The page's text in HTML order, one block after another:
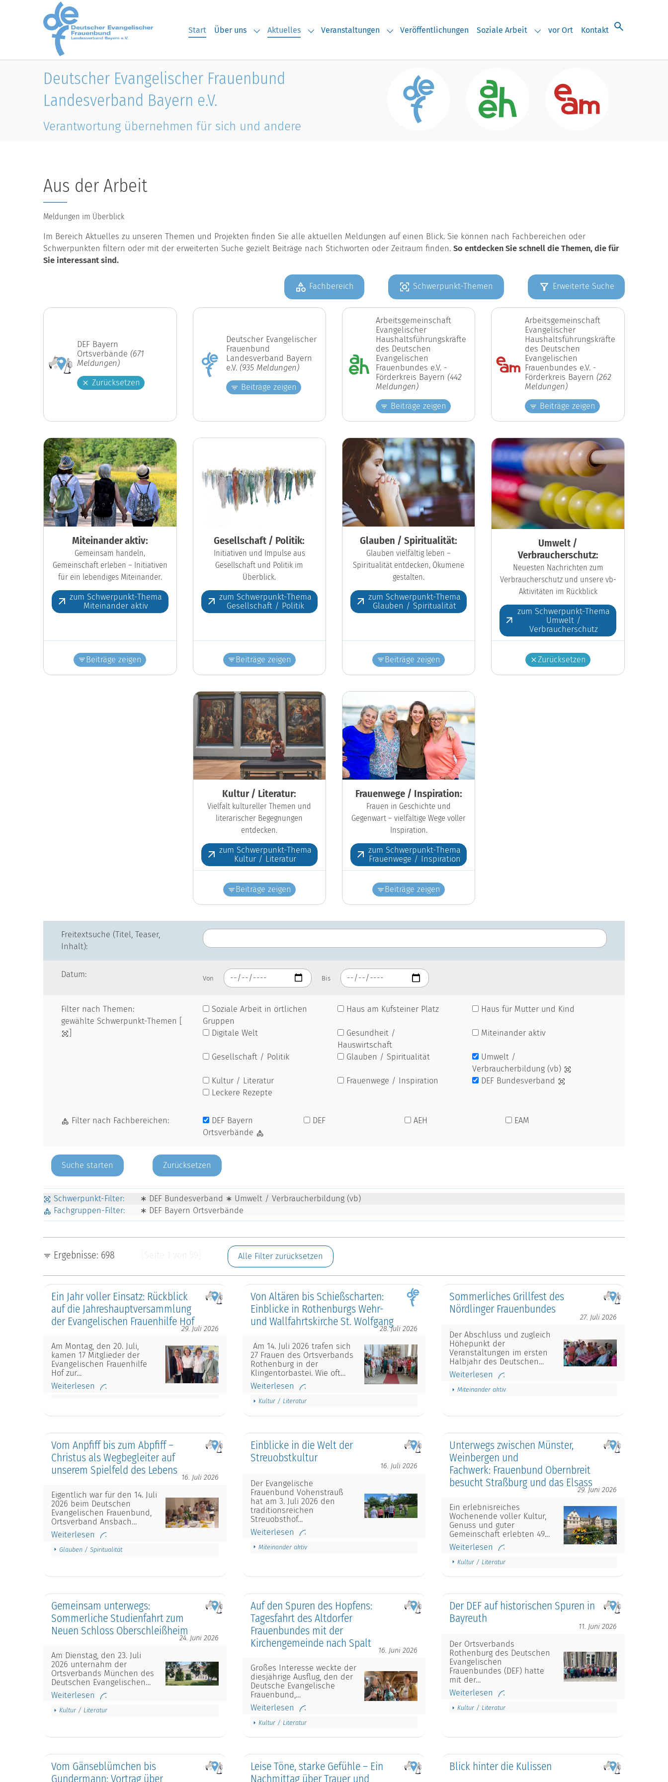
Skip to main content
Start Über uns
Submenu for "Über uns"
Aktuelles(current)
Submenu for "Aktuelles"
Veranstaltungen
Submenu for "Veranstaltungen"
Veröffentlichungen Soziale Arbeit
Submenu for "Soziale Arbeit"
vor Ort Kontakt
Deutscher Evangelischer Frauenbund
Landesverband Bayern e.V.
Verantwortung übernehmen für sich und andere
Aus der Arbeit
Meldungen im Überblick
Im Bereich Aktuelles zu unseren Themen und Projekten finden Sie alle aktuellen Meldungen auf einen Blick. Sie können nach Fachbereichen oder
Schwerpunkten filtern oder mit der erweiterten Suche gezielt Beiträge nach Stichworten oder Zeitraum finden.So entdecken Sie schnell die Themen, die für
Sie interessant sind.
Fachbereich Schwerpunkt-Themen Erweiterte Suche
DEF Bayern
Ortsverbände (671
Meldungen)
Zurücksetzen
Deutscher Evangelischer
Frauenbund
Landesverband Bayern
e.V. (935 Meldungen)
Beiträge zeigen
Arbeitsgemeinschaft
Evangelischer
Haushaltsführungskräfte
des Deutschen
Evangelischen
Frauenbundes e.V. -
Förderkreis Bayern (442
Meldungen)
Beiträge zeigen
Arbeitsgemeinschaft
Evangelischer
Haushaltsführungskräfte
des Deutschen
Evangelischen
Frauenbundes e.V. -
Förderkreis Bayern (262
Meldungen)
Beiträge zeigen
Miteinander aktiv:
Gemeinsam handeln,
Gemeinschaft erleben – Initiativen
für ein lebendiges Miteinander.
zum Schwerpunkt-Thema
Miteinander aktiv
Beiträge zeigen
Gesellschaft / Politik:
Initiativen und Impulse aus
Gesellschaft und Politik im
Überblick.
zum Schwerpunkt-Thema
Gesellschaft / Politik
Beiträge zeigen
Glauben / Spiritualität:
Glauben vielfältig leben –
Spiritualität entdecken, Ökumene
gestalten.
zum Schwerpunkt-Thema
Glauben / Spiritualität
Beiträge zeigen
Umwelt /
Verbraucherschutz:
Neuesten Nachrichten zum
Verbraucherschutz und unsere vb-
Aktivitäten im Rückblick
zum Schwerpunkt-Thema
Umwelt /
Verbraucherschutz
Zurücksetzen
Kultur / Literatur:
Vielfalt kultureller Themen und
literarischer Begegnungen
entdecken.
zum Schwerpunkt-Thema
Kultur / Literatur
Beiträge zeigen
Frauenwege / Inspiration:
Frauen in Geschichte und
Gegenwart – vielfältige Wege voller
Inspiration.
zum Schwerpunkt-Thema
Frauenwege / Inspiration
Beiträge zeigen
Freitextsuche (Titel, Teaser,
Inhalt):
Datum: Von Bis
Filter nach Themen:
gewählte Schwerpunkt-Themen [
Soziale Arbeit in örtlichen
Gruppen
Haus am Kufsteiner Platz Haus für Mutter und Kind
Digitale Welt
Gesundheit /
Hauswirtschaft
Miteinander aktiv
Gesellschaft / Politik Glauben / Spiritualität
Umwelt /
Verbraucherbildung (vb)
Kultur / Literatur
Frauenwege / Inspiration
DEF Bundesverband
Leckere Rezepte
Filter nach Fachbereichen:
DEF Bayern
Ortsverbände
DEF AEH EAM
Zurücksetzen
Schwerpunkt-Filter:
∗ DEF Bundesverband ∗ Umwelt / Verbraucherbildung (vb)
Fachgruppen-Filter:
∗ DEF Bayern Ortsverbände
Ergebnisse: 698 Alle Filter zurücksetzen
Ein Jahr voller Einsatz: Rückblick
auf die Jahreshauptversammlung
der Evangelischen Frauenhilfe Hof
29. Juli 2026
Am Montag, den 20. Juli,
kamen 17 Mitglieder der
Evangelischen Frauenhilfe
Hof zur…
Weiterlesen
Von Altären bis Schießscharten:
Einblicke in Rothenburgs Wehr-
und Wallfahrtskirche St. Wolfgang
28. Juli 2026
Am 14. Juli 2026 trafen sich
27 Frauen des Ortsverbands
Rothenburg in der
Klingentorbastei. Wie oft…
Weiterlesen
Kultur / Literatur
Sommerliches Grillfest des
Nördlinger Frauenbundes
27. Juli 2026
Der Abschluss und zugleich
Höhepunkt der
Veranstaltungen im ersten
Halbjahr des Deutschen…
Weiterlesen
Miteinander aktiv
Vom Anpfiff bis zum Abpfiff –
Christus als Wegbegleiter auf
unserem Spielfeld des Lebens
16. Juli 2026
Eigentlich war für den 14. Juli
2026 beim Deutschen
Evangelischen Frauenbund,
Ortsverband Ansbach…
Weiterlesen
Glauben / Spiritualität
Einblicke in die Welt der
Streuobstkultur
16. Juli 2026
Der Evangelische
Frauenbund Vohenstrauß
hat am 3. Juli 2026 den
traditionsreichen
Streuobsthof…
Weiterlesen
Miteinander aktiv
Unterwegs zwischen Münster,
Weinbergen und
Fachwerk: Frauenbund Obernbreit
besucht Straßburg und das Elsass
29. Juni 2026
Ein erlebnisreiches
Wochenende voller Kultur,
Genuss und guter
Gemeinschaft erlebten 49…
Weiterlesen
Kultur / Literatur
Gemeinsam unterwegs:
Sommerliche Studienfahrt zum
Neuen Schloss Oberschleißheim
24. Juni 2026
Am Dienstag, den 23. Juli
2026 unternahm der
Ortsverbands München des
Deutschen Evangelischen…
Weiterlesen
Kultur / Literatur
Auf den Spuren des Hopfens:
Tagesfahrt des Altdorfer
Frauenbundes mit der
Kirchengemeinde nach Spalt
16. Juni 2026
Großes Interesse weckte der
diesjährige Ausflug, den der
Deutsche Evangelische
Frauenbund,…
Weiterlesen
Kultur / Literatur
Der DEF auf historischen Spuren in
Bayreuth
11. Juni 2026
Der Ortsverbands
Rothenburg des Deutschen
Evangelischen
Frauenbundes (DEF) hatte
mit der…
Weiterlesen
Kultur / Literatur
Vom Gänseblümchen bis
Gundermann: Vortrag über
Leise Töne, starke Gefühle – Ein
Nachmittag über Trauer und
Blick hinter die Kulissen